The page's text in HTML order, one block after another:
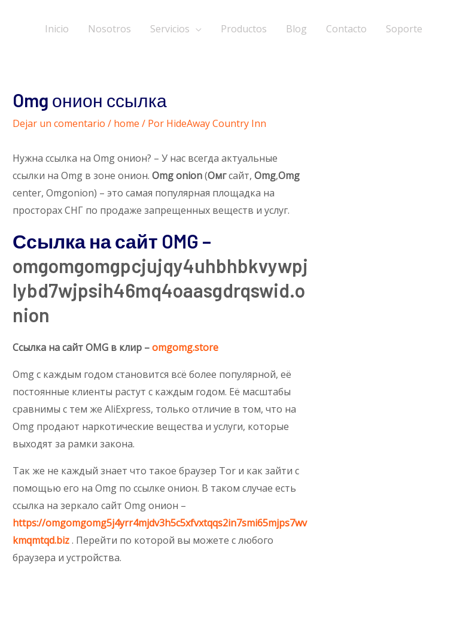
Inicio Nosotros Servicios Productos Blog Contacto Soporte
Omg онион ссылка
Dejar un comentario / home / Por HideAway Country Inn
Нужна ссылка на Omg онион? – У нас всегда актуальные
ссылки на Omg в зоне онион. Omg onion(Омгсайт, Omg,Omg
center, Omgonion) – это самая популярная площадка на
просторах СНГ по продаже запрещенных веществ и услуг.
Ссылка на сайт OMG –
omgomgomgpcjujqy4uhbhbkvywpj
lybd7wjpsih46mq4oaasgdrqswid.o
nion
Ссылка на сайт OMG в клир –omgomg.store
Omg с каждым годом становится всё более популярной, её
постоянные клиенты растут с каждым годом. Её масштабы
сравнимы с тем же AliExpress, только отличие в том, что на
Omg продают наркотические вещества и услуги, которые
выходят за рамки закона.
Так же не каждый знает что такое браузер Tor и как зайти с
помощью его на Omg по ссылке онион. В таком случае есть
ссылка на зеркало сайт Omg онион –
https://omgomgomg5j4yrr4mjdv3h5c5xfvxtqqs2in7smi65mjps7wv
kmqmtqd.biz. Перейти по которой вы можете с любого
браузера и устройства.